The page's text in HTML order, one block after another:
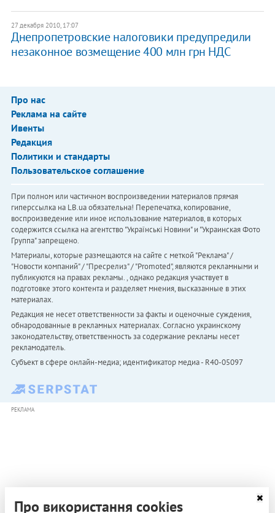
27 декабря 2010, 17:07
Днепропетровские налоговики предупредили
незаконное возмещение 400 млн грн НДС
Про нас
Реклама на сайте
Ивенты
Редакция
Политики и стандарты
Пользовательское соглашение
При полном или частичном воспроизведении материалов прямая
гиперссылка на LB.ua обязательна! Перепечатка, копирование,
воспроизведение или иное использование материалов, в которых
содержится ссылка на агентство "Українськi Новини" и "Украинская Фото
Группа" запрещено.
Материалы, которые размещаются на сайте с меткой "Реклама" /
"Новости компаний" / "Пресрелиз" / "Promoted", являются рекламными и
публикуются на правах рекламы. , однако редакция участвует в
подготовке этого контента и разделяет мнения, высказанные в этих
материалах.
Редакция не несет ответственности за факты и оценочные суждения,
обнародованные в рекламных материалах. Согласно украинскому
законодательству, ответственность за содержание рекламы несет
рекламодатель.
Субъект в сфере онлайн-медиа; идентификатор медиа - R40-05097
РЕКЛАМА
Про використання cookies